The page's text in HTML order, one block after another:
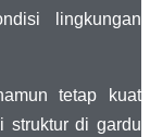
lingkungan
tetap kuat
struktur di gardu